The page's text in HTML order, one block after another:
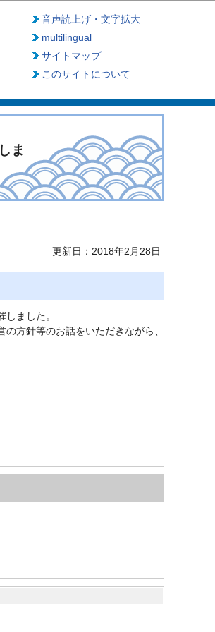
音声読上げ・文字拡大
multilingual
サイトマップ
このサイトについて
ま
更新日：2018年2月28日
ました。
方針等のお話をいただきながら、